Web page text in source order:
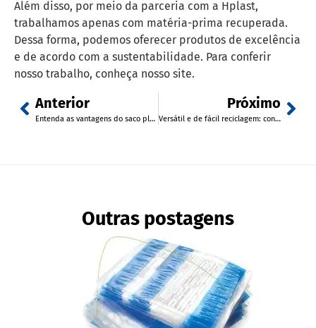
Além disso, por meio da parceria com a Hplast,
trabalhamos apenas com matéria-prima recuperada.
Dessa forma, podemos oferecer produtos de excelência
e de acordo com a sustentabilidade. Para conferir
nosso trabalho, conheça nosso site.
Anterior
Entenda as vantagens do saco plástico tipo fronha
Próximo
Versátil e de fácil reciclagem: conheça as características do polipropileno
Outras postagens